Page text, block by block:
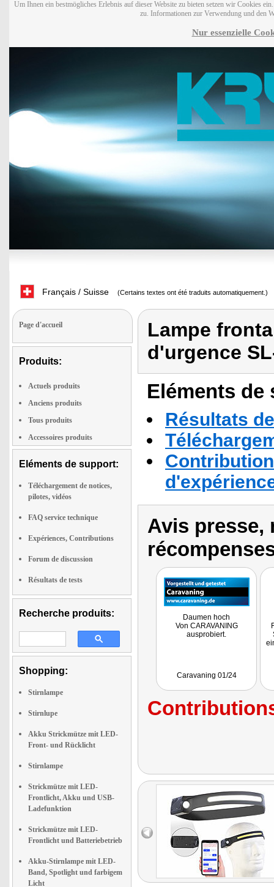
Um Ihnen ein bestmögliches Erlebnis auf dieser Website zu bieten setzen wir Cookies
zu. Informationen zur Verwendung und den
Nur essenzielle
Français / Suisse (Certains textes ont été traduits automatiquement.)
Page d'accueil
Produits:
Actuels produits
Anciens produits
Tous produits
Accessoires produits
Eléments de support:
Téléchargement de notices,
pilotes, vidéos
FAQ service technique
Expériences, Contributions
Forum de discussion
Résultats de tests
Recherche produits:
Shopping:
Stirnlampe
Stirnlupe
Akku Strickmütze mit LED-
Front- und Rücklicht
Stirnlampe
Strickmütze mit LED-
Frontlicht, Akku und USB-
Ladefunktion
Strickmütze mit LED-
Frontlicht und Batteriebetrieb
Akku-Stirnlampe mit LED-
Band, Spotlight und farbigem
Licht
Lampe
d'urgence
Eléments
Résultats
Avis presse,
Daumen hoch
Von CARAVANING
ausprobiert.
Caravaning 01/24